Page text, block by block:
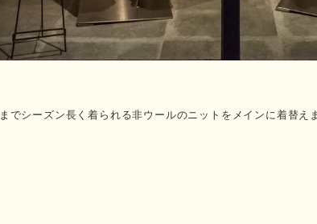
でシーズン長く着られる非ウールのニットをメインに着替え